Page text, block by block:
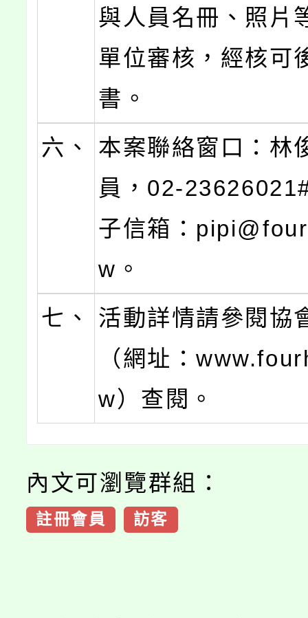
與人員名冊、照片
單位審核，經核可
書。
六、
本案聯絡窗口：林
員，02-
子信箱：
w。
七、
活動詳情請參閱協
（網址：
w）查閱。
內文可瀏覽群組：
註冊會員 訪客